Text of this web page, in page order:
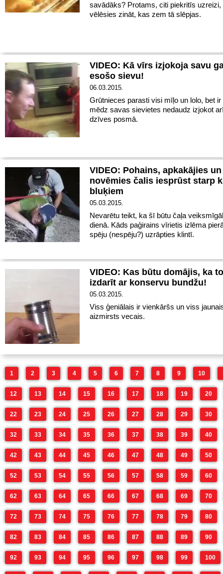
savādāks? Protams, citi piekritīs uzreizi,
vēlēsies zināt, kas zem tā slēpjas.
VIDEO: Kā vīrs izjokoja savu
esošo sievu!
06.03.2015.
Grūtnieces parasti visi mīļo un lolo, bet
mēdz savas sievietes nedaudz izjokot
dzīves posmā.
VIDEO: Pohains, apkakājies un
novēmies čalis iesprūst starp
bluķiem
05.03.2015.
Nevarētu teikt, ka šī būtu čaļa
dienā. Kāds paģirains vīrietis izlēma
spēju (nespēju?) uzrāpties klintī.
VIDEO: Kas būtu domājis, ka
izdarīt ar konservu bundžu!
05.03.2015.
Viss ģeniālais ir vienkāršs un viss
aizmirsts vecais.
1 2 3 4 5 6 7 8 9 10
12 13 14 15 16 17 18 19 20
22 23 24 25 26 27 28 29 30
32 33 34 35 36 37 38 39 40
42 43 44 45 46 47 48 49 50
52 53 54 55 56 57 58 59 60
62 63 64 65 66 67 68 69 70
72 73 74 75 76 77 78 79 80
82 83 84 85 86 87 88 89 90
92 93 94 95 96 97 98 99 100